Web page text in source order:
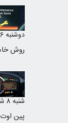
دوشنبه 6 بهمن 1399
شنبه 8 شهریور 1399
پین